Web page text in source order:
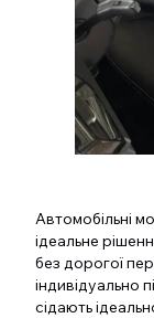
Автомобільні
ідеальне
без дорогої
індивідуально
сідають